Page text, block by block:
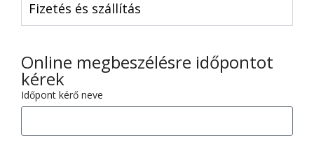
Fizetés és szállítás
Online megbeszélésre időpontot
kérek
Időpont kérő neve